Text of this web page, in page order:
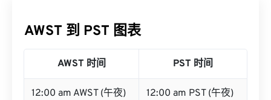
AWST 到 PST 图表
AWST 时间 PST 时间
12:00 am AWST (午夜) 12:00 am PST (午夜)